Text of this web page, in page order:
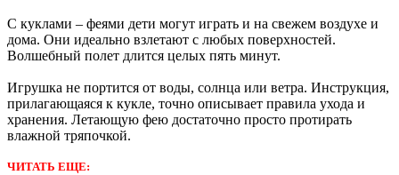
С куклами – феями дети могут играть и на свежем воздухе и
дома. Они идеально взлетают с любых поверхностей.
Волшебный полет длится целых пять минут.
Игрушка не портится от воды, солнца или ветра. Инструкция,
прилагающаяся к кукле, точно описывает правила ухода и
хранения. Летающую фею достаточно просто протирать
влажной тряпочкой.
ЧИТАТЬ ЕЩЕ: